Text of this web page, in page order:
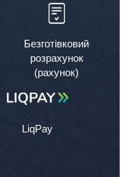
Безготівковий
розрахунок
(рахунок)
LiqPay